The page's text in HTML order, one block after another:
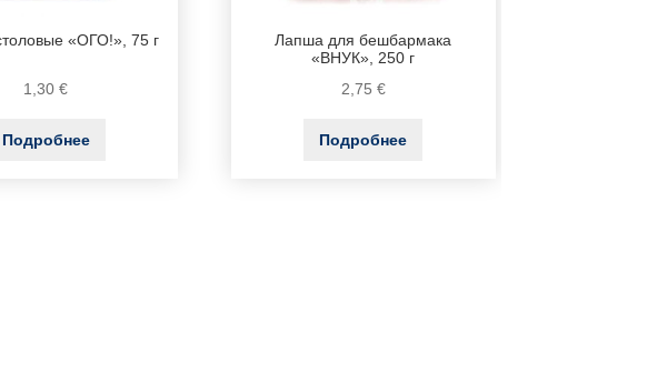
«ОГО!», 75 г
1,30€
Подробнее
Лапша для бешбармака
«ВНУК», 250 г
2,75 €
Подробнее